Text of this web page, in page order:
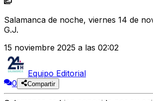
Salamanca de noche, viernes 14 de
G.J.
15 noviembre 2025 a las 02:02
Equipo Editorial
0
Compartir